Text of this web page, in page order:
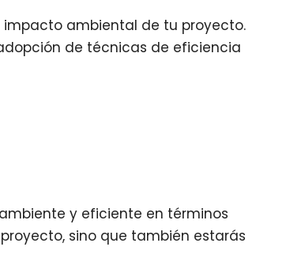
impacto ambiental de tu proyecto.
de técnicas de eficiencia
y eficiente en términos
sino que también estarás